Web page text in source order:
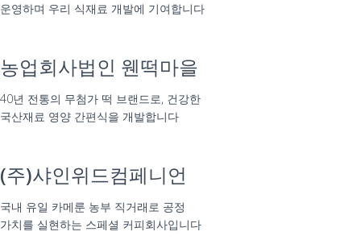
운영하며 우리 식재료 개발에 기여합니다
농업회사법인 웬떡마을
40년 전통의 무첨가 떡 브랜드로, 건강한
국산재료 영양 간편식을 개발합니다
(주)샤인위드컴페니언
국내 유일 카메룬 농부 직거래로 공정
가치를 실현하는 스페셜 커피회사입니다